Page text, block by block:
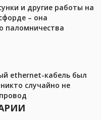
и другие работы на
– она
паломничества
ethernet-кабель был
случайно не